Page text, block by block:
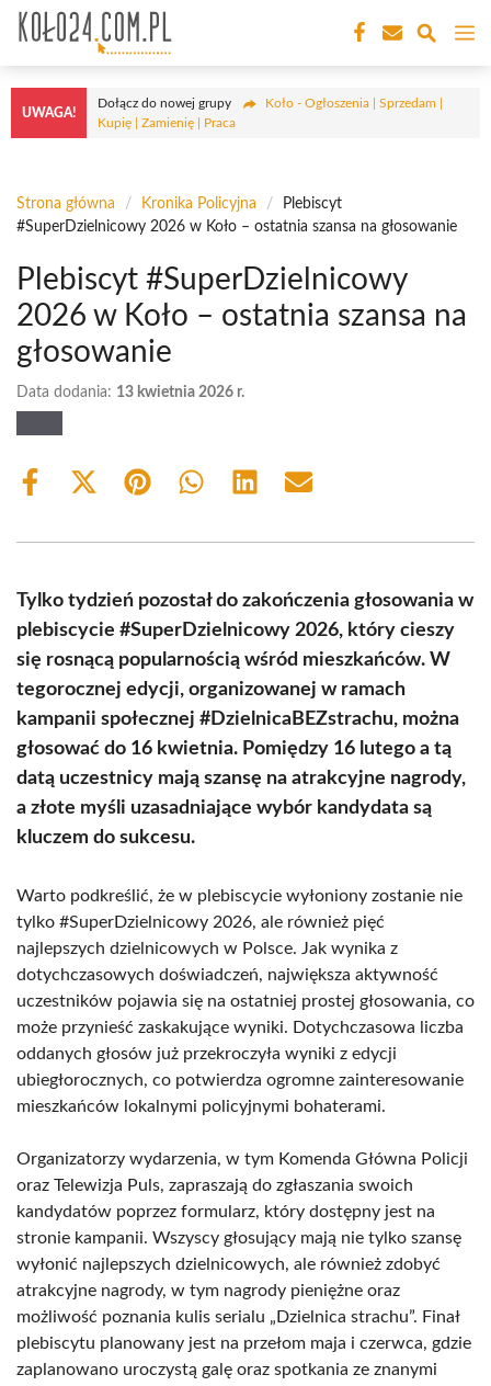
Przejdź
treści
UWAGA!
Dołącz do nowej grupy
Koło - Ogłoszenia | Sprzedam |
Kupię | Zamienię | Praca
Strona główna / Kronika Policyjna /
Plebiscyt
#SuperDzielnicowy 2026 w Koło – ostatnia szansa na głosowanie
Plebiscyt #SuperDzielnicowy
2026 w Koło – ostatnia szansa na
głosowanie
Data dodania: 13 kwietnia 2026 r.
Share
Share
(Twitter)
Share Share Share Share
Tylko tydzień pozostał do zakończenia głosowania w
plebiscycie #SuperDzielnicowy 2026, który cieszy
się rosnącą popularnością wśród mieszkańców. W
tegorocznej edycji, organizowanej w ramach
kampanii społecznej #DzielnicaBEZstrachu, można
głosować do 16 kwietnia. Pomiędzy 16 lutego a tą
datą uczestnicy mają szansę na atrakcyjne nagrody,
a złote myśli uzasadniające wybór kandydata są
kluczem do sukcesu.
Warto podkreślić, że w plebiscycie wyłoniony zostanie nie
tylko #SuperDzielnicowy 2026, ale również pięć
najlepszych dzielnicowych w Polsce. Jak wynika z
dotychczasowych doświadczeń, największa aktywność
uczestników pojawia się na ostatniej prostej głosowania, co
może przynieść zaskakujące wyniki. Dotychczasowa liczba
oddanych głosów już przekroczyła wyniki z edycji
ubiegłorocznych, co potwierdza ogromne zainteresowanie
mieszkańców lokalnymi policyjnymi bohaterami.
Organizatorzy wydarzenia, w tym Komenda Główna Policji
oraz Telewizja Puls, zapraszają do zgłaszania swoich
kandydatów poprzez formularz, który dostępny jest na
stronie kampanii. Wszyscy głosujący mają nie tylko szansę
wyłonić najlepszych dzielnicowych, ale również zdobyć
atrakcyjne nagrody, w tym nagrody pieniężne oraz
możliwość poznania kulis serialu „Dzielnica strachu”. Finał
plebiscytu planowany jest na przełom maja i czerwca, gdzie
zaplanowano uroczystą galę oraz spotkania ze znanymi